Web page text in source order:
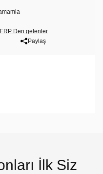
ERP Den gelenler
Paylaş
İlk Siz